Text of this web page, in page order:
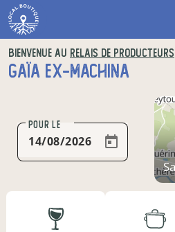
BIENVENUE AU RELAIS DE PRODUCTEURS
GAÏA EX-MACHINA
POUR LE